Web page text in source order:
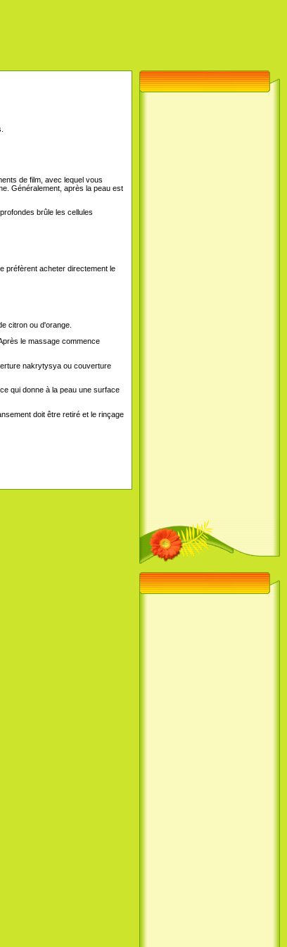
de film, avec lequel vous
Généralement, après la peau est
brûle les cellules
préfèrent acheter directement le
citron ou d'orange.
le massage commence
nakrytysya ou couverture
qui donne à la peau une surface
doit être retiré et le rinçage